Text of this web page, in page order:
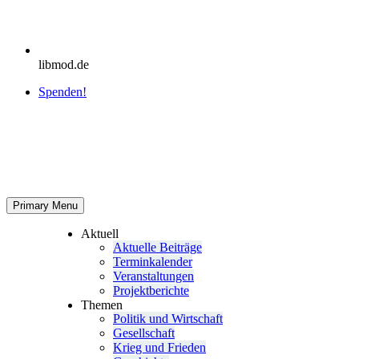
libmod.de
Spenden!
Primary Menu
Aktuell
Aktu­elle Beiträge
Ter­min­ka­len­der
Ver­an­stal­tun­gen
Pro­jekt­be­richte
Themen
Politik und Wirtschaft
Gesell­schaft
Krieg und Frieden